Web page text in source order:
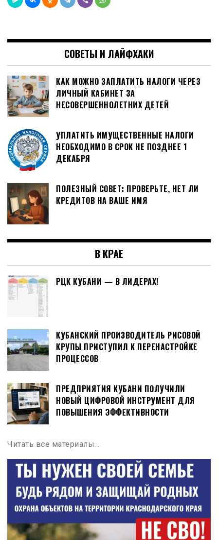
СОВЕТЫ И ЛАЙФХАКИ
КАК МОЖНО ЗАПЛАТИТЬ НАЛОГИ ЧЕРЕЗ
ЛИЧНЫЙ КАБИНЕТ ЗА
НЕСОВЕРШЕННОЛЕТНИХ ДЕТЕЙ
УПЛАТИТЬ ИМУЩЕСТВЕННЫЕ НАЛОГИ
НЕОБХОДИМО В СРОК НЕ ПОЗДНЕЕ 1
ДЕКАБРЯ
ПОЛЕЗНЫЙ СОВЕТ: ПРОВЕРЬТЕ, НЕТ ЛИ
КРЕДИТОВ НА ВАШЕ ИМЯ
В КРАЕ
РЦК КУБАНИ — В ЛИДЕРАХ!
КУБАНСКИЙ ПРОИЗВОДИТЕЛЬ РИСОВОЙ
КРУПЫ ПРИСТУПИЛ К ПЕРЕНАСТРОЙКЕ
ПРОЦЕССОВ
ПРЕДПРИЯТИЯ КУБАНИ ПОЛУЧИЛИ
НОВЫЙ ЦИФРОВОЙ ИНСТРУМЕНТ ДЛЯ
ПОВЫШЕНИЯ ЭФФЕКТИВНОСТИ
Читать все материалы…